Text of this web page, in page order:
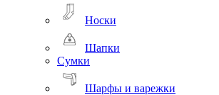
Носки
Шапки
Сумки
Шарфы и варежки